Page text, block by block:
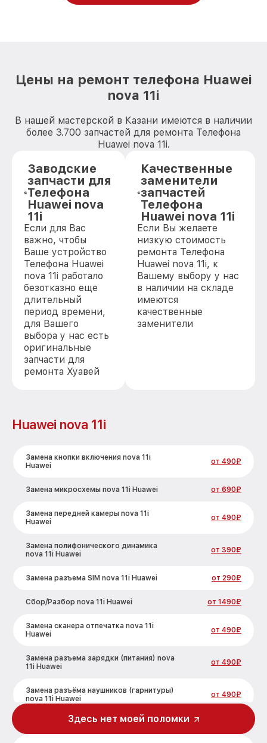
Цены на ремонт телефона Huawei
nova 11i
В нашей мастерской в Казани имеются в наличии
более 3.700 запчастей для ремонта Телефона
Huawei nova 11i.
Заводские
запчасти для
Телефона
Huawei nova
11i
Если для Вас
важно, чтобы
Ваше устройство
Телефона Huawei
nova 11i работало
безотказно еще
длительный
период времени,
для Вашего
выбора у нас есть
оригинальные
запчасти для
ремонта Хуавей
Качественные
заменители
запчастей
Телефона
Huawei nova 11i
Если Вы желаете
низкую стоимость
ремонта Телефона
Huawei nova 11i, к
Вашему выбору у нас
в наличии на складе
имеются
качественные
заменители
Huawei nova 11i
Замена кнопки включения nova 11i
Huawei
от 490₽
Замена микросхемы nova 11i Huawei от 690₽
Замена передней камеры nova 11i
Huawei
от 490₽
Замена полифонического динамика
nova 11i Huawei
от 390₽
Замена разъема SIM nova 11i Huawei от 290₽
Сбор/Разбор nova 11i Huawei от 1490₽
Замена сканера отпечатка nova 11i
Huawei
от 490₽
Замена разъема зарядки (питания) nova
11i Huawei
от 490₽
Замена разъёма наушников (гарнитуры)
nova 11i Huawei
от 490₽
Замена элемента nova 11i Huawei
Здесь нет моей поломки